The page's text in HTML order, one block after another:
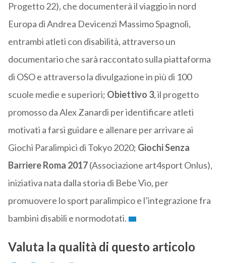
Progetto 22), che documenterà il viaggio in nord
Europa di Andrea Devicenzi Massimo Spagnoli,
entrambi atleti con disabilità, attraverso un
documentario che sarà raccontato sulla piattaforma
di OSO e attraverso la divulgazione in più di 100
scuole medie e superiori; Obiettivo 3, il progetto
promosso da Alex Zanardi per identificare atleti
motivati a farsi guidare e allenare per arrivare ai
Giochi Paralimpici di Tokyo 2020; GiochiSenza
Barriere Roma 2017(Associazione art4sport Onlus),
iniziativa nata dalla storia di Bebe Vio, per
promuovere lo sport paralimpico e l’integrazione fra
bambini disabili e normodotati.
Valuta la qualità di questo articolo